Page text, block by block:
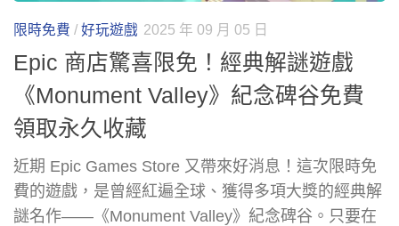
限時免費 / 好玩遊戲 2025 年 09 月 05 日
Epic 商店驚喜限免！經典解謎遊戲
《Monument Valley》紀念碑谷免費
領取永久收藏
近期 Epic Games Store 又帶來好消息！這次限時免
費的遊戲，是曾經紅遍全球、獲得多項大獎的經典解
謎名作——《Monument Valley》紀念碑谷。只要在